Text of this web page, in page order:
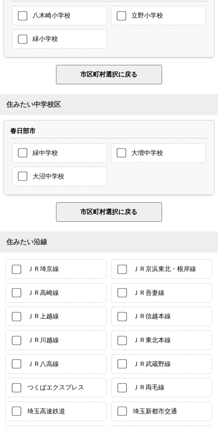
八木崎小学校 立野小学校
緑小学校
住みたい中学校区
春日部市
緑中学校 大増中学校
大沼中学校
住みたい沿線
ＪＲ埼京線 ＪＲ京浜東北・根岸線
ＪＲ高崎線 ＪＲ吾妻線
ＪＲ上越線 ＪＲ信越本線
ＪＲ川越線 ＪＲ東北本線
ＪＲ八高線 ＪＲ武蔵野線
つくばエクスプレス ＪＲ両毛線
埼玉高速鉄道 埼玉新都市交通